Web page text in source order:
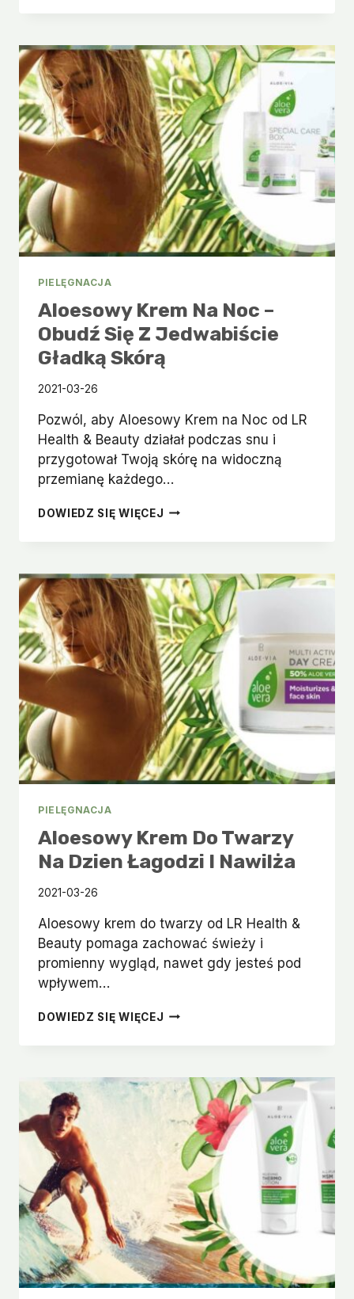
NATURALNIE
DLA
ZDROWEJ
SKÓRY
PIELĘGNACJA
Aloesowy Krem Na Noc –
Obudź Się Z Jedwabiście
Gładką Skórą
2021-03-26
Pozwól, aby Aloesowy Krem na Noc od LR
Health & Beauty działał podczas snu i
przygotował Twoją skórę na widoczną
przemianę każdego…
DOWIEDZ SIĘ WIĘCEJ ALOESOWY
–
OBUDŹ
SIĘ
Z
JEDWABIŚCIE
GŁADKĄ
SKÓRĄ
PIELĘGNACJA
Aloesowy Krem Do Twarzy
Na Dzien Łagodzi I Nawilża
2021-03-26
Aloesowy krem do twarzy od LR Health &
Beauty pomaga zachować świeży i
promienny wygląd, nawet gdy jesteś pod
wpływem…
DOWIEDZ SIĘ WIĘCEJ ALOESOWY
DZIEN
ŁAGODZI
NAWILŻA